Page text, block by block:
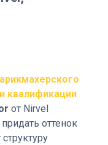
квалификации
от Nirvel
оттенок